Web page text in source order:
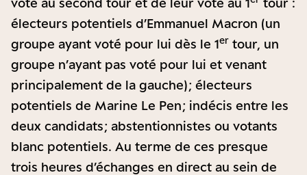
électeurs potentiels d’Emmanuel Macron (un
groupe ayant voté pour lui dès le 1er tour, un
groupe n’ayant pas voté pour lui et venant
principalement de la gauche) ; électeurs
potentiels de Marine Le Pen ; indécis entre les
deux candidats ; abstentionnistes ou votants
blanc potentiels. Au terme de ces presque
trois heures d’échanges en direct au sein de